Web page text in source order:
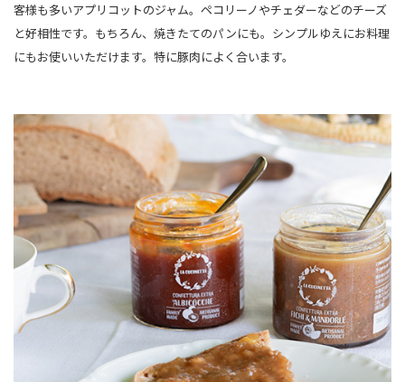
客様も多いアプリコットのジャム。ペコリーノやチェダーなどのチーズ
と好相性です。もちろん、焼きたてのパンにも。シンプルゆえにお料理
にもお使いいただけます。特に豚肉によく合います。